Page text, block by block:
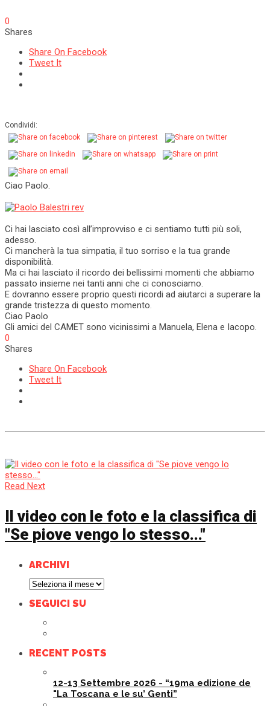
0
Shares
Share On Facebook
Tweet It
Condividi:
Ciao Paolo.
Ci hai lasciato così all’improvviso e ci sentiamo tutti più soli,
adesso.
Ci mancherà la tua simpatia, il tuo sorriso e la tua grande
disponibilità.
Ma ci hai lasciato il ricordo dei bellissimi momenti che abbiamo
passato insieme nei tanti anni che ci conosciamo.
E dovranno essere proprio questi ricordi ad aiutarci a superare la
grande tristezza di questo momento.
Ciao Paolo
Gli amici del CAMET sono vicinissimi a Manuela, Elena e Iacopo.
0
Shares
Share On Facebook
Tweet It
Read Next
Il video con le foto e la classifica di
"Se piove vengo lo stesso..."
ARCHIVI
Archivi
SEGUICI SU
RECENT POSTS
12-13 Settembre 2026 - “19ma edizione de
"La Toscana e le su’ Genti”